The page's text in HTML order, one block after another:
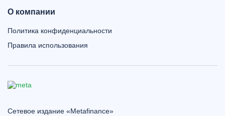
О компании
Политика конфиденциальности
Правила использования
Сетевое издание «Metafinance»